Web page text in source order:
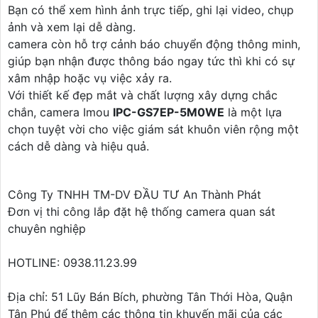
Bạn có thể xem hình ảnh trực tiếp, ghi lại video, chụp
ảnh và xem lại dễ dàng.
camera còn hỗ trợ cảnh báo chuyển động thông minh,
giúp bạn nhận được thông báo ngay tức thì khi có sự
xâm nhập hoặc vụ việc xảy ra.
Với thiết kế đẹp mắt và chất lượng xây dựng chắc
chắn, camera Imou IPC-GS7EP-5M0WE là một lựa
chọn tuyệt vời cho việc giám sát khuôn viên rộng một
cách dễ dàng và hiệu quả.
Công Ty TNHH TM-DV ĐẦU TƯ An Thành Phát
Đơn vị thi công lắp đặt hệ thống camera quan sát
chuyên nghiệp
HOTLINE: 0938.11.23.99
Địa chỉ: 51 Lũy Bán Bích, phường Tân Thới Hòa, Quận
Tân Phú để thêm các thông tin khuyến mãi của các